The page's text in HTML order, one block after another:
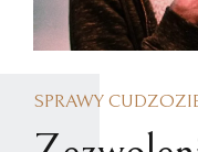
SPRAWY